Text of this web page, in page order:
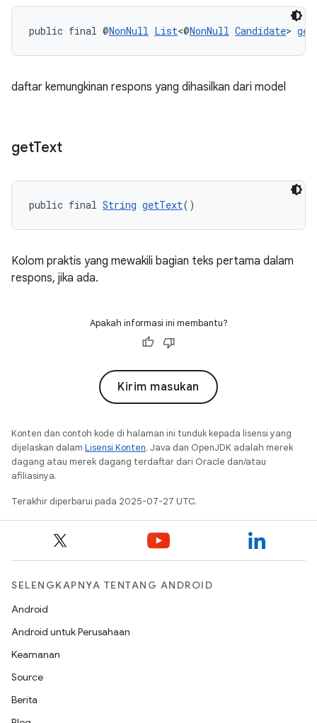
public final @NonNull List<@NonNull Candidate>
daftar kemungkinan respons yang dihasilkan dari model
getText
public final String getText()
Kolom praktis yang mewakili bagian teks pertama dalam
respons, jika ada.
Apakah informasi ini membantu?
Kirim masukan
Konten dan contoh kode di halaman ini tunduk kepada lisensi yang
dijelaskan dalam Lisensi Konten. Java dan OpenJDK adalah merek
dagang atau merek dagang terdaftar dari Oracle dan/atau
afiliasinya.
Terakhir diperbarui pada 2025-07-27 UTC.
SELENGKAPNYA TENTANG ANDROID
Android
Android untuk Perusahaan
Keamanan
Source
Berita